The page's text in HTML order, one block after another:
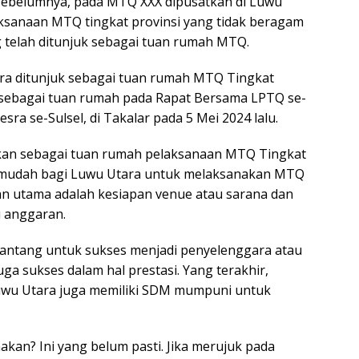
MTQ tingkat provinsi yang tidak beragam
ditunjuk sebagai tuan rumah MTQ.
ditunjuk sebagai tuan rumah MTQ Tingkat
tuan rumah pada Rapat Bersama LPTQ se-
se-Sulsel, di Takalar pada 5 Mei 2024 lalu.
sebagai tuan rumah pelaksanaan MTQ Tingkat
bagi Luwu Utara untuk melaksanakan MTQ
utama adalah kesiapan venue atau sarana dan
anggaran.
untuk sukses menjadi penyelenggara atau
sukses dalam hal prestasi. Yang terakhir,
Utara juga memiliki SDM mumpuni untuk
Ini yang belum pasti. Jika merujuk pada